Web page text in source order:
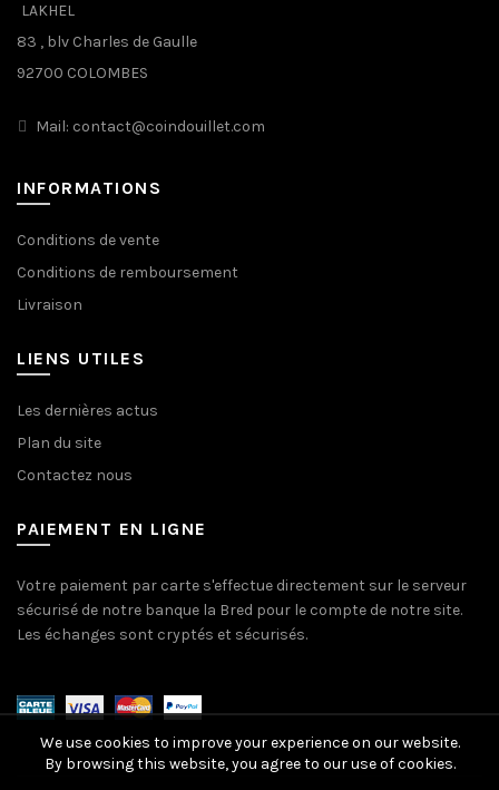
LAKHEL
83 , blv Charles de Gaulle
92700 COLOMBES
Mail: contact@coindouillet.com
INFORMATIONS
Conditions de vente
Conditions de remboursement
Livraison
LIENS UTILES
Les dernières actus
Plan du site
Contactez nous
PAIEMENT EN LIGNE
Votre paiement par carte s'effectue directement sur le serveur
sécurisé de notre banque la Bred pour le compte de notre site.
Les échanges sont cryptés et sécurisés.
We use cookies to improve your experience on our website.
By browsing this website, you agree to our use of cookies.